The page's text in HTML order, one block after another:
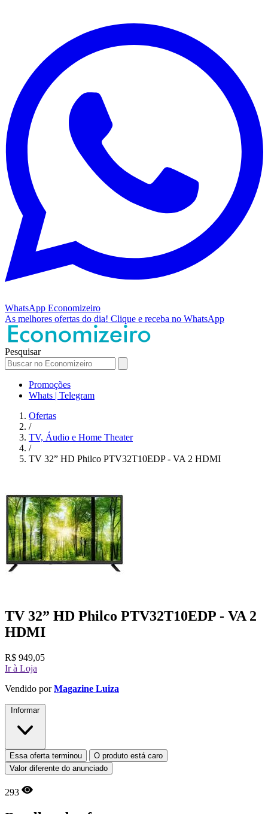
WhatsApp Economizeiro
As melhores ofertas do dia! Clique e receba no WhatsApp
Pesquisar
Promoções
Whats | Telegram
Ofertas
/
TV, Áudio e Home Theater
/
TV 32” HD Philco PTV32T10EDP - VA 2 HDMI
TV 32” HD Philco PTV32T10EDP - VA 2
HDMI
R$ 949,05
Ir à Loja
Vendido porMagazine Luiza
Informar
Essa oferta terminou
O produto está caro
Valor diferente do anunciado
293